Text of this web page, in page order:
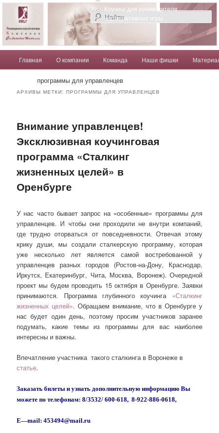
Солдатова Татьяна
Компания Солдатовой Татьяны
Главное менюПерейти к основному содержимому
Перейти к дополнительному содержимому
Главная О компании Команда Наши фишки
Коучинг для руководителя
Корпоративные игры
программы для управленцев
АРХИВЫ МЕТКИ:ПРОГРАММЫ ДЛЯ УПРАВЛЕНЦЕВ
Внимание управленцев!
Эксклюзивная коучинговая
программа «Сталкинг
жизненных целей» в
Оренбурге
У нас часто бывает запрос на «особенные» программы для
управленцев. И чтобы они проходили не внутри компаний,
где трудно оторваться от повседневности. Отвечая этому
крику души, мы создали сталкерскую программу, которая
уже несколько лет является самой востребованной у
управленцев разных городов (Ростов-на-Дону, Краснодар,
Иркутск, Екатеринбург, Чита, Москва, Воронеж). Очередной
проект мы будем проводить 15 октября в Оренбурге. Заявки
принимаются. Программа глубинного коучинга «Сталкинг
жизненных целей». Обращаем внимание, что в Оренбурге у
нас будет один день, поэтому просим участников заранее
подумать, какие темы из программы для вас наиболее
интересны и важны.
Впечатление участника такого сталкинга в Воронеже в
статье.
Заказать билеты и узнать дополнительную информацию Вы
можете по телефонам: 8/3532/ 600-618, 8-922-886-0618,
E—mail: 453494@mail.ru